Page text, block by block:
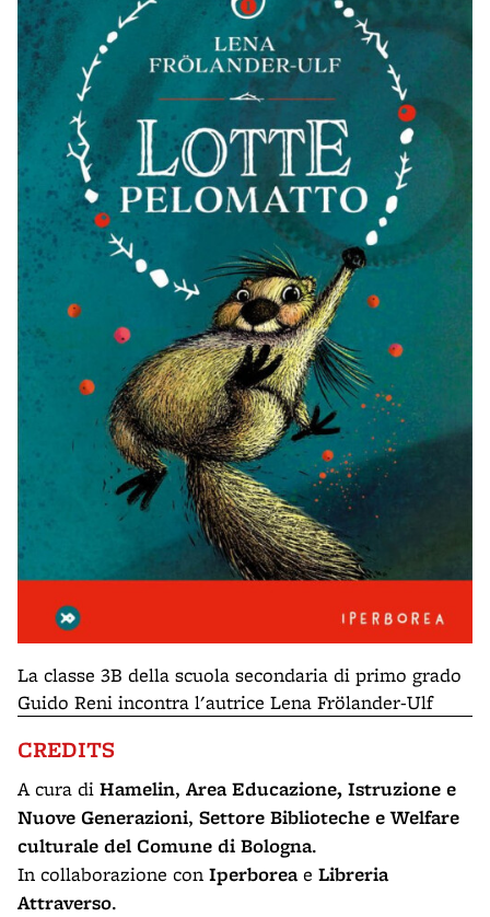
La classe 3B della scuola secondaria di primo grado
Guido Reni incontra l'autrice Lena Frölander-Ulf
CREDITS
A cura di Hamelin, Area Educazione, Istruzione e
Nuove Generazioni, Settore Biblioteche e Welfare
culturale del Comune di Bologna.
In collaborazione con Iperboreae Libreria
Attraverso.